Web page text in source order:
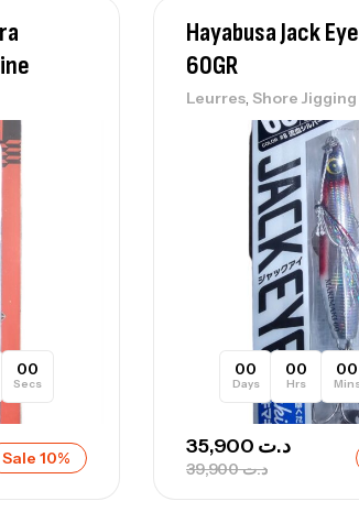
00
Secs
Sale 10%
Hayabusa Jack
60GR
Leurres Shore Jigging
00
Days
00
Hrs
00
د.ت39,900
د.ت